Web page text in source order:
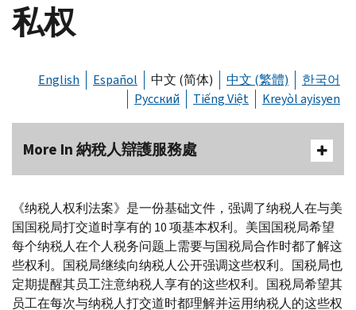
私权
English Español 中文 (简体) 中文 (繁體)
한국어
Русский
Tiếng Việt Kreyòl ayisyen
More In 納稅人辯護服務處
《纳税人权利法案》是一份基础文件，强调了纳税人在与美
国国税局打交道时享有的 10 项基本权利。美国国税局希望
每个纳税人在个人税务问题上需要与国税局合作时都了解这
些权利。国税局继续向纳税人公开强调这些权利。国税局也
定期提醒其员工注意纳税人享有的这些权利。国税局希望其
员工在每次与纳税人打交道时都理解并运用纳税人的这些权